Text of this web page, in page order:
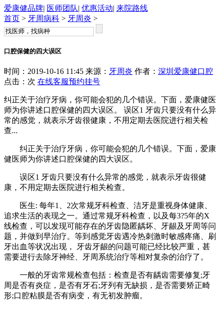
爱康健品牌| 医师团队| 优惠活动| 来院路线
首页 > 牙周病科 > 牙周炎 >
口腔保健的四大误区
时间：2019-10-16 11:45 来源： 牙周炎 作者： 深圳爱康健口腔
点击： 次 在线客服预约挂号
纠正关于治疗牙病，你可能会犯的几个错误。下面，爱康健医
师为你讲述口腔保健的四大误区。 误区1 牙齿只要没有什么异
常的感觉，就表示牙齿很健康，不用定期去医院进行相关检
查...
纠正关于治疗牙病，你可能会犯的几个错误。下面，爱康
健医师为你讲述口腔保健的四大误区。
误区1 牙齿只要没有什么异常的感觉，就表示牙齿很健
康，不用定期去医院进行相关检查。
医生: 每年1、2次常规牙科检查、洁牙是重视身体健康、
追求生活的表现之一。通过常规牙科检查，以及每3?5年的X
线检查，可以发现可能存在的牙齿隐匿龋坏、牙龈及牙周等问
题，并做到早治疗。等到感觉牙齿遇冷热刺激时敏感疼痛、刷
牙出血等状况出现， 牙齿牙龈的问题可能已经比较严重，甚
需要进行去除牙神经、牙周系统治疗等相对复杂的治疗了。
一般的牙齿常规检查包括：检查是否有龋齿需要修复;牙
周是否有炎症，是否有牙石;牙列有无缺损，是否需要矫正畸
形;口腔粘膜是否有病变，有无初发肿瘤。